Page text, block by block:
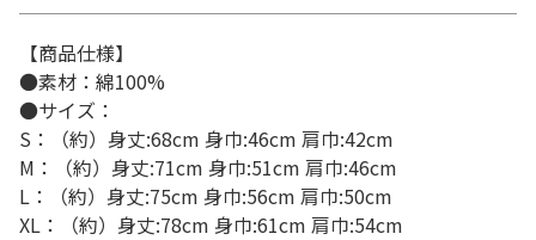
【商品仕様】
●素材：綿100%
●サイズ：
S：（約）身丈:68cm 身巾:46cm 肩巾:42cm
M：（約）身丈:71cm 身巾:51cm 肩巾:46cm
L：（約）身丈:75cm 身巾:56cm 肩巾:50cm
XL：（約）身丈:78cm 身巾:61cm 肩巾:54cm